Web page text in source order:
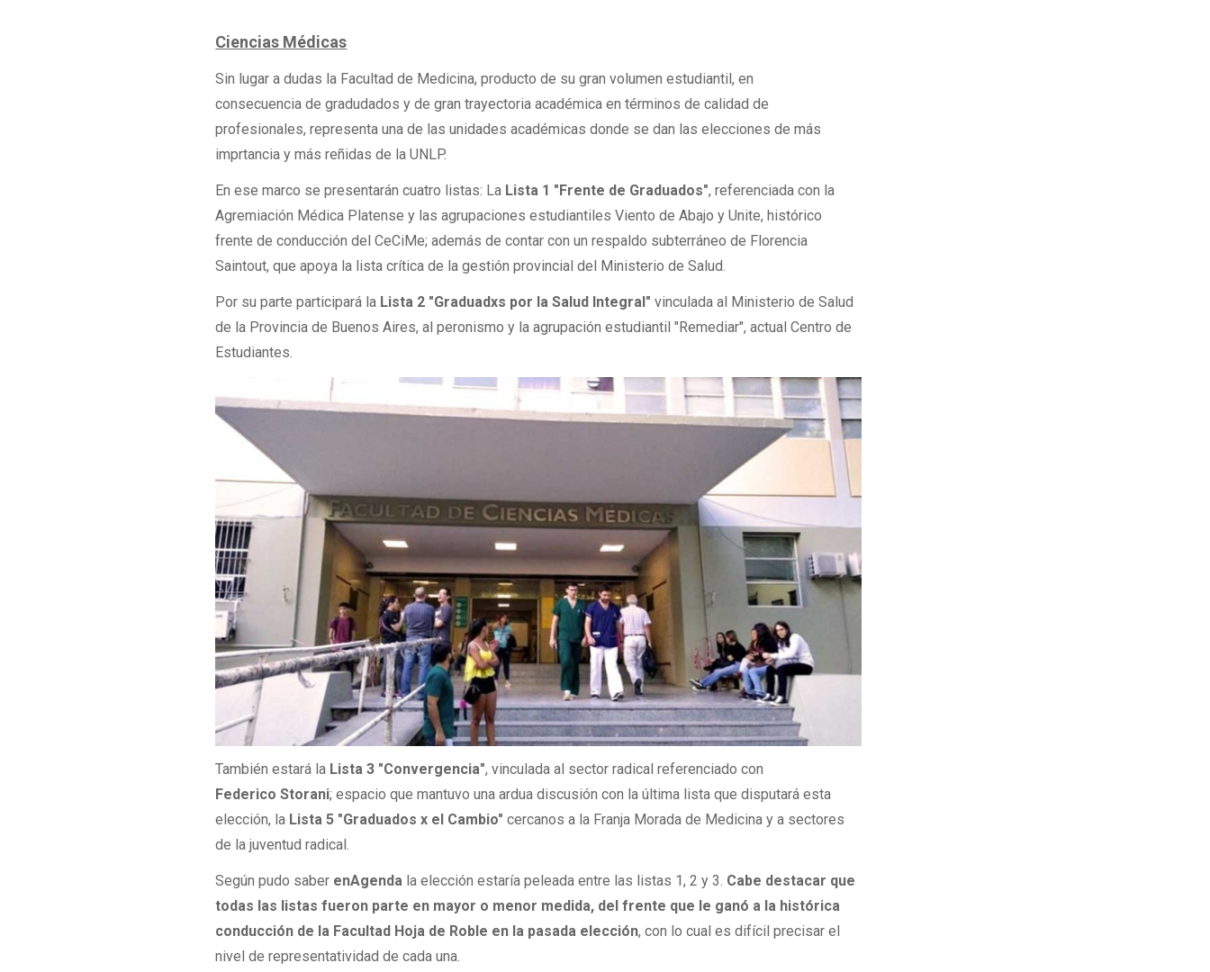
Ciencias Médicas
Sin lugar a dudas la Facultad de Medicina, producto de su gran volumen estudiantil, en
consecuencia de gradudados y de gran trayectoria académica en términos de calidad de
profesionales, representa una de las unidades académicas donde se dan las elecciones de más
imprtancia y más reñidas de la UNLP.
En ese marco se presentarán cuatro listas: La Lista 1 "Frente de Graduados", referenciada con la
Agremiación Médica Platense y las agrupaciones estudiantiles Viento de Abajo y Unite, histórico
frente de conducción del CeCiMe; además de contar con un respaldo subterráneo de Florencia
Saintout, que apoya la lista crítica de la gestión provincial del Ministerio de Salud.
Por su parte participará la Lista 2 "Graduadxs por la Salud Integral" vinculada al Ministerio de Salud
de la Provincia de Buenos Aires, al peronismo y la agrupación estudiantil "Remediar", actual Centro de
Estudiantes.
También estará la Lista 3 "Convergencia", vinculada al sector radical referenciado con
Federico Storani; espacio que mantuvo una ardua discusión con la última lista que disputará esta
elección, la Lista 5 "Graduados x el Cambio" cercanos a la Franja Morada de Medicina y a sectores
de la juventud radical.
Según pudo saber enAgenda la elección estaría peleada entre las listas 1, 2 y 3. Cabe destacar que
todas las listas fueron parte en mayor o menor medida, del frente que le ganó a la histórica
conducción de la Facultad Hoja de Roble en la pasada elección, con lo cual es difícil precisar el
nivel de representatividad de cada una.